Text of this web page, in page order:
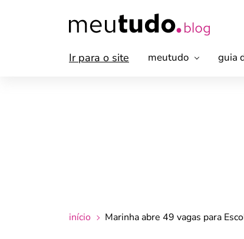
Ir para o site meutudo guia
início Marinha abre 49 vagas para